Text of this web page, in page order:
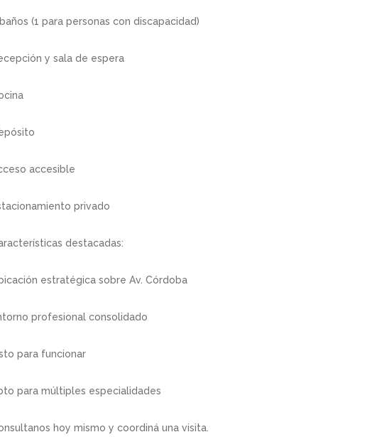
(1 para personas con discapacidad)
y sala de espera
accesible
privado
destacadas:
estratégica sobre Av. Córdoba
profesional consolidado
para funcionar
para múltiples especialidades
hoy mismo y coordiná una visita.